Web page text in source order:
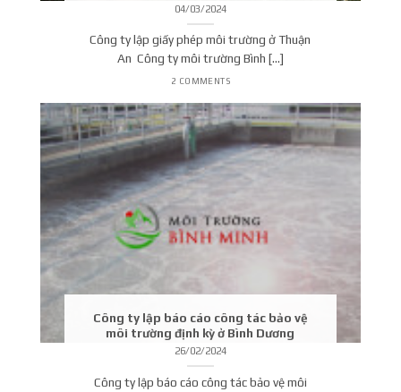
04/03/2024
Công ty lập giấy phép môi trường ở Thuận
An Công ty môi trường Bình [...]
2 COMMENTS
Công ty lập báo cáo công tác bảo vệ
môi trường định kỳ ở Bình Dương
26/02/2024
Công ty lập báo cáo công tác bảo vệ môi